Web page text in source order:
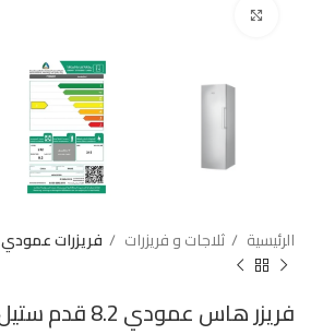
الرئيسية ثلاجات و فريزرات فريزرات عمودي
فريزر هاس عمودي 8.2 قدم ستيل